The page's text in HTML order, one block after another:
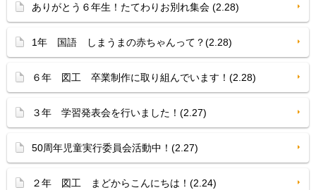
ありがとう６年生！たてわりお別れ集会 (2.28)
1年 国語 しまうまの赤ちゃんって？(2.28)
６年 図工 卒業制作に取り組んでいます！(2.28)
３年 学習発表会を行いました！(2.27)
50周年児童実行委員会活動中！(2.27)
２年 図工 まどからこんにちは！(2.24)